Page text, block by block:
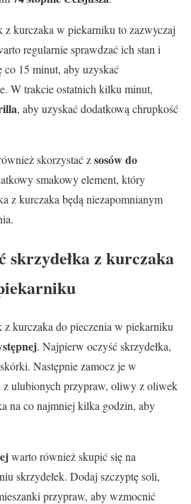
z kurczaka w piekarniku to zazwyczaj
regularnie sprawdzać ich stan i
co 15 minut, aby uzyskać
W trakcie ostatnich kilku minut,
, aby uzyskać dodatkową chrupkość
skorzystać zsosów do
smakowy element, który
z kurczaka będą niezapomnianym
skrzydełka z kurczaka
z kurczaka do pieczenia w piekarniku
. Najpierw oczyść skrzydełka,
Następnie zamocz je w
z ulubionych przypraw, oliwy z oliwek
na co najmniej kilka godzin, aby
warto również skupić się na
skrzydełek. Dodaj szczyptę soli,
przypraw, aby wzmocnić